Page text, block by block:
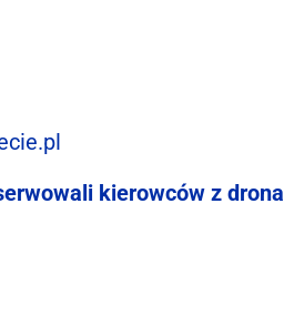
kierowców z drona